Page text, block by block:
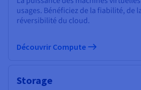
usages. Bénéficiez de la fiabilité, de
réversibilité du cloud.
Découvrir Compute
Storage